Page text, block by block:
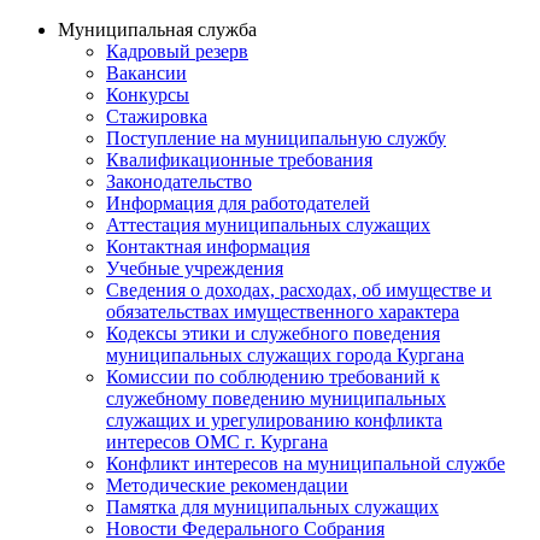
Муниципальная служба
Кадровый резерв
Вакансии
Конкурсы
Стажировка
Поступление на муниципальную службу
Квалификационные требования
Законодательство
Информация для работодателей
Аттестация муниципальных служащих
Контактная информация
Учебные учреждения
Сведения о доходах, расходах, об имуществе и
обязательствах имущественного характера
Кодексы этики и служебного поведения
муниципальных служащих города Кургана
Комиссии по соблюдению требований к
служебному поведению муниципальных
служащих и урегулированию конфликта
интересов ОМС г. Кургана
Конфликт интересов на муниципальной службе
Методические рекомендации
Памятка для муниципальных служащих
Новости Федерального Cобрания